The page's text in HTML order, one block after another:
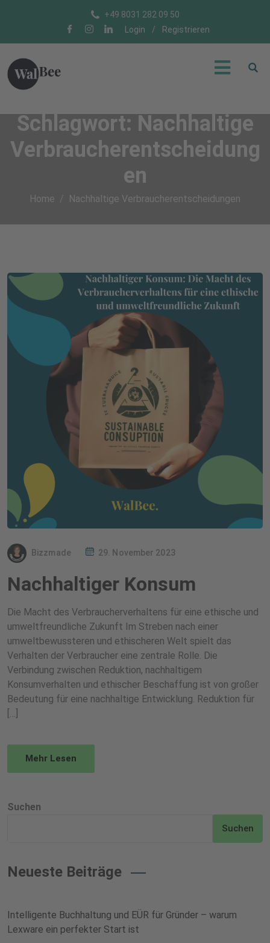
+49 8031 282 09 50
Login
/ Registrieren
Schlagwort: Nachhaltige
Verbraucherentscheidung
en
Home Nachhaltige Verbraucherentscheidungen
Bizzmade 29. November 2023
Nachhaltiger Konsum
Die Macht des Verbraucherverhaltens für eine ethische und
umweltfreundliche Zukunft Im Streben nach einer
umweltbewussteren und ethischeren Welt spielt das
Verhalten der Verbraucher eine zentrale Rolle. Die
Verbindung zwischen Reduktion, nachhaltigem
Konsumverhalten und ethischer Beschaffung ist von großer
Bedeutung für eine nachhaltige Entwicklung. Reduktion für
[…]
Mehr Lesen
Suchen
Suchen
Neueste Beiträge
Intelligente Buchhaltung und EÜR für Gründer – warum
Lexware ein perfekter Start ist